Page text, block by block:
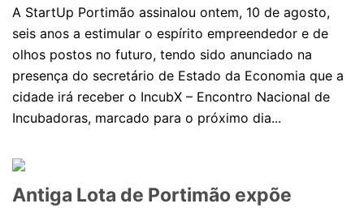
A StartUp Portimão assinalou ontem, 10 de agosto,
seis anos a estimular o espírito empreendedor e de
olhos postos no futuro, tendo sido anunciado na
presença do secretário de Estado da Economia que a
cidade irá receber o IncubX – Encontro Nacional de
Incubadoras, marcado para o próximo dia...
Antiga Lota de Portimão expõe